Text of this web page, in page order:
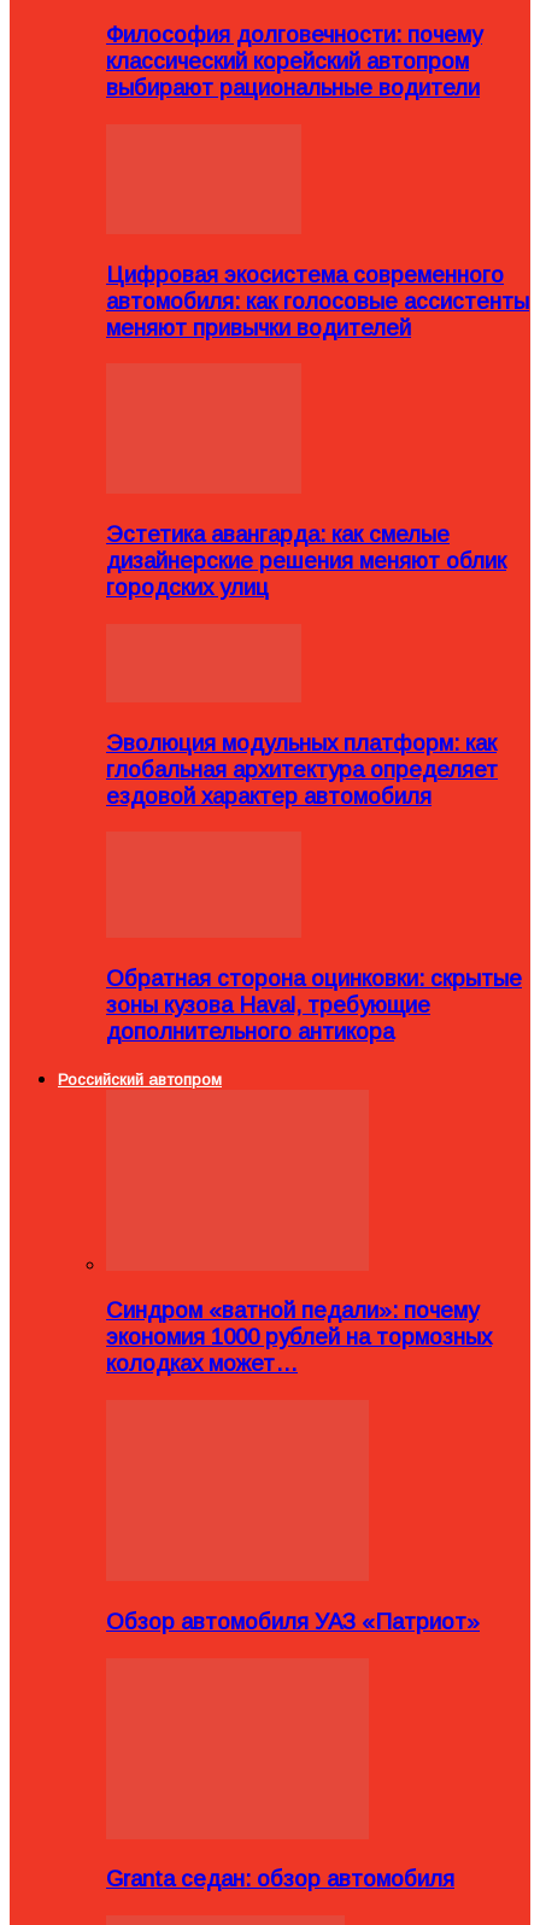
Философия долговечности: почему
классический корейский автопром
выбирают рациональные водители
Цифровая экосистема современного
автомобиля: как голосовые ассистенты
меняют привычки водителей
Эстетика авангарда: как смелые
дизайнерские решения меняют облик
городских улиц
Эволюция модульных платформ: как
глобальная архитектура определяет
ездовой характер автомобиля
Обратная сторона оцинковки: скрытые
зоны кузова Haval, требующие
дополнительного антикора
Российский автопром
Синдром «ватной педали»: почему
экономия 1000 рублей на тормозных
колодках может…
Обзор автомобиля УАЗ «Патриот»
Granta седан: обзор автомобиля